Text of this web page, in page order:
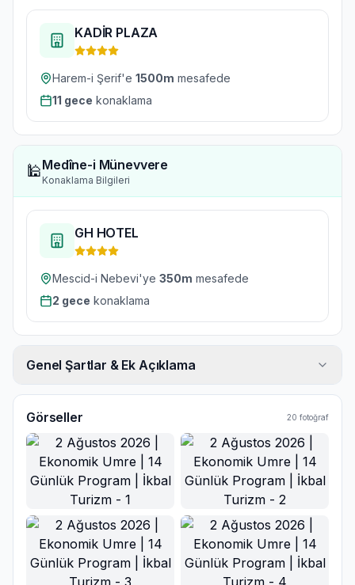
KADİR PLAZA
Harem-i Şerif'e 1500m mesafede
11 gece konaklama
🕌Medîne-i Münevvere
Konaklama Bilgileri
GH HOTEL
Mescid-i Nebevi'ye 350m mesafede
2 gece konaklama
Genel Şartlar & Ek Açıklama
Görseller 20 fotoğraf
Ana Görsel